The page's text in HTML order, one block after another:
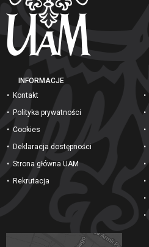
INFORMACJE
Kontakt
Polityka prywatności
Cookies
Deklaracja dostępności
Strona główna UAM
Rekrutacja